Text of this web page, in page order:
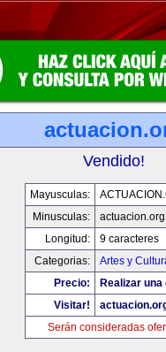
Vendido!
Mayusculas:
Minusculas:
actuacion.org
Longitud:
9 caracteres
Categorias:
Artes y
Precio:
Realizar
Visitar!
Serán consideradas